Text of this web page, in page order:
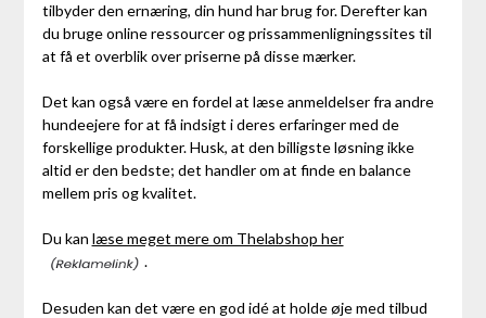
tilbyder den ernæring, din hund har brug for. Derefter kan
du bruge online ressourcer og prissammenligningssites til
at få et overblik over priserne på disse mærker.
Det kan også være en fordel at læse anmeldelser fra andre
hundeejere for at få indsigt i deres erfaringer med de
forskellige produkter. Husk, at den billigste løsning ikke
altid er den bedste; det handler om at finde en balance
mellem pris og kvalitet.
Du kan læse meget mere om Thelabshop her
.
Desuden kan det være en god idé at holde øje med tilbud